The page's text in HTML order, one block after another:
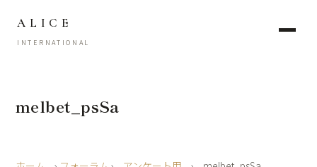
ALICE
INTERNATIONAL
melbet_psSa